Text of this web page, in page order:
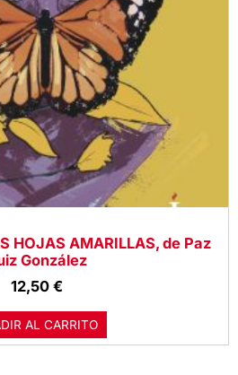
HOJAS AMARILLAS, de Paz
González
12,50 €
AL CARRITO